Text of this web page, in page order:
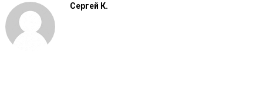
Сергей К.